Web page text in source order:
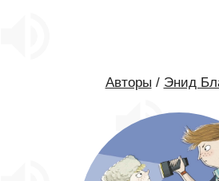
Авторы / Энид